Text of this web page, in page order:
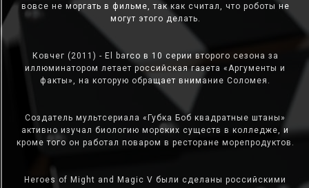
вовсе не моргать в фильме, так как считал, что роботы не
могут этого делать.
Ковчег (2011) - El barco в 10 серии второго сезона за
иллюминатором летает российская газета «Аргументы и
факты», на которую обращает внимание Соломея.
Создатель мультсериала «Губка Боб квадратные штаны»
активно изучал биологию морских существ в колледже, и
кроме того он работал поваром в ресторане морепродуктов.
Heroes of Might and Magic V были сделаны российскими